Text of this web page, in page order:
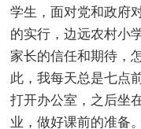
学生，面对党和政府
的实行，边远农村小
家长的信任和期待，
此，我每天总是七点
打开办公室，之后坐
业，做好课前的准备